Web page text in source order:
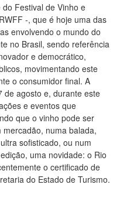
Festival de Vinho e
-, que é hoje uma das
envolvendo o mundo do
no Brasil, sendo referência
e democrático,
movimentando este
o consumidor final. A
de agosto e, durante este
e eventos que
que o vinho pode ser
numa balada,
sofisticado, ou num
uma novidade: o Rio
o certificado de
do Estado de Turismo.